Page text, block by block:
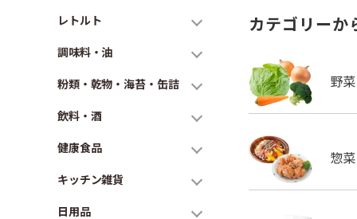
レトルト
調味料・油
粉類・乾物・海苔・缶詰
飲料・酒
健康食品
キッチン雑貨
日用品
カテゴリーか